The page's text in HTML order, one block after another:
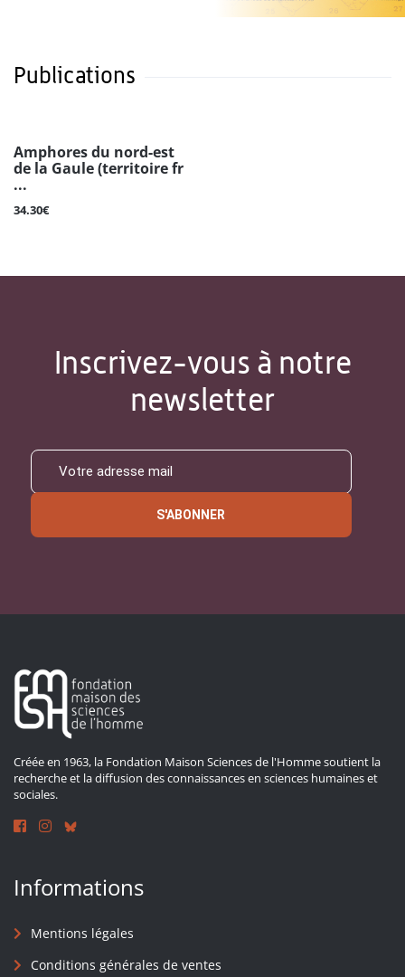
Publications
Amphores du nord-est
de la Gaule (territoire fr
...
34.30€
Inscrivez-vous à notre
newsletter
S'ABONNER
Créée en 1963, la Fondation Maison Sciences de l'Homme soutient la
recherche et la diffusion des connaissances en sciences humaines et
sociales.
Informations
Mentions légales
Conditions générales de ventes